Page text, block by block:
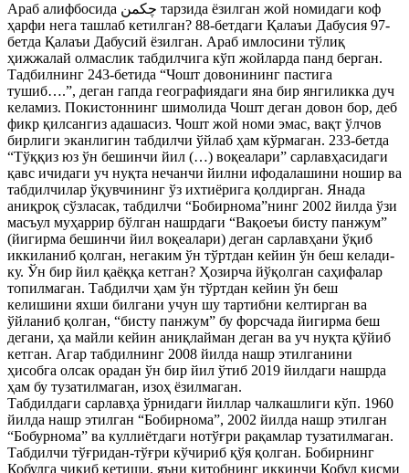
Араб алифбосида چکمن тарзида ёзилган жой номидаги коф
ҳарфи нега ташлаб кетилган? 88-бетдаги Қалаъи Дабусия 97-
бетда Қалаъи Дабусий ёзилган. Араб имлосини тўлиқ
ҳижжалай олмаслик табдилчига кўп жойларда панд берган.
Тадбилнинг 243-бетида “Чошт довонининг пастига
тушиб….”, деган гапда географиядаги яна бир янгиликка дуч
келамиз. Покистоннинг шимолида Чошт деган довон бор, деб
фикр қилсангиз адашасиз. Чошт жой номи эмас, вақт ўлчов
бирлиги эканлигин табдилчи ўйлаб ҳам кўрмаган. 233-бетда
“Тўққиз юз ўн бешинчи йил (…) воқеалари” сарлавҳасидаги
қавс ичидаги уч нуқта нечанчи йилни ифодалашини ношир ва
табдилчилар ўқувчининг ўз ихтиёрига қолдирган. Янада
аниқроқ сўзласак, табдилчи “Бобирнома”нинг 2002 йилда ўзи
масъул муҳаррир бўлган нашрдаги “Вақоеъи бисту панжум”
(йигирма бешинчи йил воқеалари) деган сарлавҳани ўқиб
иккиланиб қолган, негаким ўн тўртдан кейин ўн беш келади-
ку. Ўн бир йил қаёққа кетган? Ҳозирча йўқолган саҳифалар
топилмаган. Табдилчи ҳам ўн тўртдан кейин ўн беш
келишини яхши билгани учун шу тартибни келтирган ва
ўйланиб қолган, “бисту панжум” бу форсчада йигирма беш
дегани, ҳа майли кейин аниқлайман деган ва уч нуқта қўйиб
кетган. Агар табдилнинг 2008 йилда нашр этилганини
ҳисобга олсак орадан ўн бир йил ўтиб 2019 йилдаги нашрда
ҳам бу тузатилмаган, изоҳ ёзилмаган.
Табдилдаги сарлавҳа ўрнидаги йиллар чалкашлиги кўп. 1960
йилда нашр этилган “Бобирнома”, 2002 йилда нашр этилган
“Бобурнома” ва куллиётдаги нотўғри рақамлар тузатилмаган.
Табдилчи тўғридан-тўғри кўчириб қўя қолган. Бобирнинг
Кобулга чиқиб кетиши, яъни китобнинг иккинчи Кобул қисми